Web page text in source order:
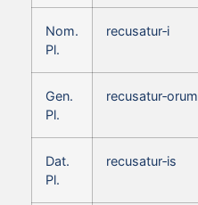
Nom.
Pl.
recusatur‑i
Gen.
Pl.
recusatur‑orum
Dat.
Pl.
recusatur‑is